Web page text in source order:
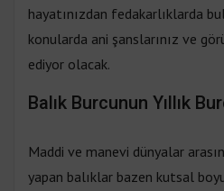
hayatınızdan fedakarlıklarda
konularda ani şanslarınız ve
ediyor olacak.
Balık Burcunun Yıllık
Maddi ve manevi dünyalar
yapan balıklar bazen kutsal